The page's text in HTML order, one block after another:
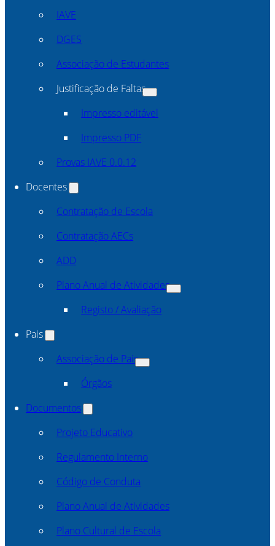
IAVE
DGES
Associação de Estudantes
Justificação de Faltas
Impresso editável
Impresso PDF
Provas IAVE 0.0.12
Docentes
Contratação de Escola
Contratação AECs
ADD
Plano Anual de Atividades
Registo / Avaliação
Pais
Associação de Pais
Órgãos
Documentos
Projeto Educativo
Regulamento Interno
Código de Conduta
Plano Anual de Atividades
Plano Cultural de Escola